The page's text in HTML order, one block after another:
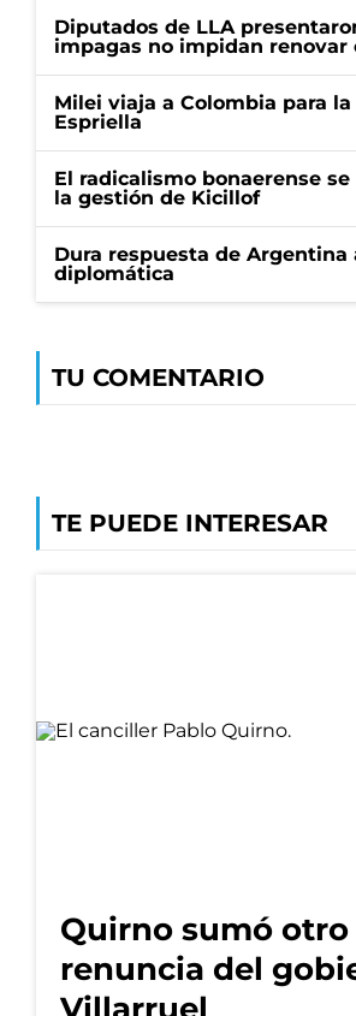
Diputados de LLA
impagas no impidan renovar
Milei viaja a Colombia para
Espriella
El radicalismo bonaerense
la gestión de Kicillof
Dura respuesta de Argentina
diplomática
TU COMENTARIO
TE PUEDE INTERESAR
Quirno sumó
renuncia del